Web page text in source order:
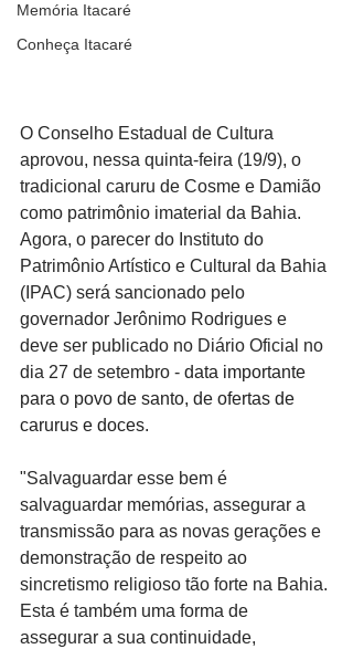
Memória Itacaré
Conheça Itacaré
O Conselho Estadual de Cultura
aprovou, nessa quinta-feira (19/9), o
tradicional caruru de Cosme e Damião
como patrimônio imaterial da Bahia.
Agora, o parecer do Instituto do
Patrimônio Artístico e Cultural da Bahia
(IPAC) será sancionado pelo
governador Jerônimo Rodrigues e
deve ser publicado no Diário Oficial no
dia 27 de setembro - data importante
para o povo de santo, de ofertas de
carurus e doces.
"Salvaguardar esse bem é
salvaguardar memórias, assegurar a
transmissão para as novas gerações e
demonstração de respeito ao
sincretismo religioso tão forte na Bahia.
Esta é também uma forma de
assegurar a sua continuidade,